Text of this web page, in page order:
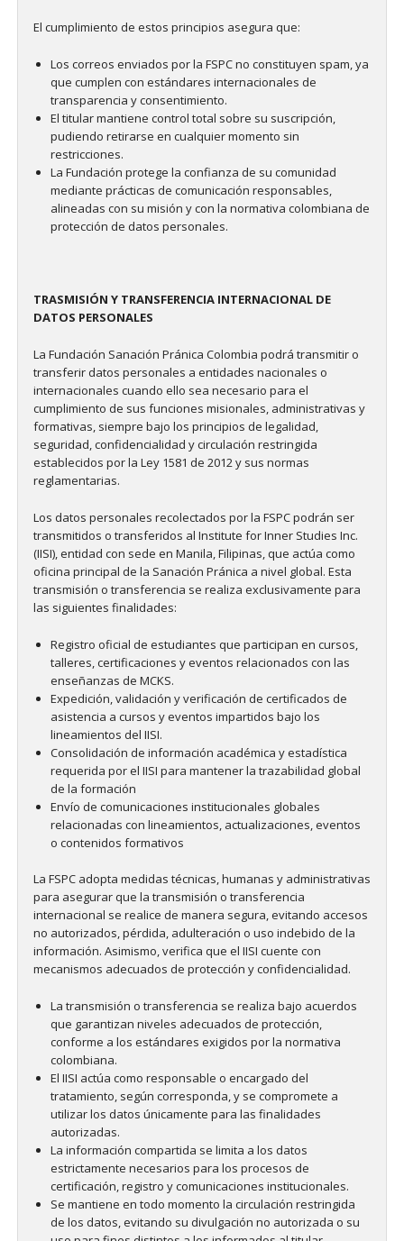
El cumplimiento de estos principios asegura que:
Los correos enviados por la FSPC no constituyen spam, ya
que cumplen con estándares internacionales de
transparencia y consentimiento.
El titular mantiene control total sobre su suscripción,
pudiendo retirarse en cualquier momento sin
restricciones.
La Fundación protege la confianza de su comunidad
mediante prácticas de comunicación responsables,
alineadas con su misión y con la normativa colombiana de
protección de datos personales.
TRASMISIÓN Y TRANSFERENCIA INTERNACIONAL DE
DATOS PERSONALES
La Fundación Sanación Pránica Colombia podrá transmitir o
transferir datos personales a entidades nacionales o
internacionales cuando ello sea necesario para el
cumplimiento de sus funciones misionales, administrativas y
formativas, siempre bajo los principios de legalidad,
seguridad, confidencialidad y circulación restringida
establecidos por la Ley 1581 de 2012 y sus normas
reglamentarias.
Los datos personales recolectados por la FSPC podrán ser
transmitidos o transferidos al Institute for Inner Studies Inc.
(IISI), entidad con sede en Manila, Filipinas, que actúa como
oficina principal de la Sanación Pránica a nivel global. Esta
transmisión o transferencia se realiza exclusivamente para
las siguientes finalidades:
Registro oficial de estudiantes que participan en cursos,
talleres, certificaciones y eventos relacionados con las
enseñanzas de MCKS.
Expedición, validación y verificación de certificados de
asistencia a cursos y eventos impartidos bajo los
lineamientos del IISI.
Consolidación de información académica y estadística
requerida por el IISI para mantener la trazabilidad global
de la formación
Envío de comunicaciones institucionales globales
relacionadas con lineamientos, actualizaciones, eventos
o contenidos formativos
La FSPC adopta medidas técnicas, humanas y administrativas
para asegurar que la transmisión o transferencia
internacional se realice de manera segura, evitando accesos
no autorizados, pérdida, adulteración o uso indebido de la
información. Asimismo, verifica que el IISI cuente con
mecanismos adecuados de protección y confidencialidad.
La transmisión o transferencia se realiza bajo acuerdos
que garantizan niveles adecuados de protección,
conforme a los estándares exigidos por la normativa
colombiana.
El IISI actúa como responsable o encargado del
tratamiento, según corresponda, y se compromete a
utilizar los datos únicamente para las finalidades
autorizadas.
La información compartida se limita a los datos
estrictamente necesarios para los procesos de
certificación, registro y comunicaciones institucionales.
Se mantiene en todo momento la circulación restringida
de los datos, evitando su divulgación no autorizada o su